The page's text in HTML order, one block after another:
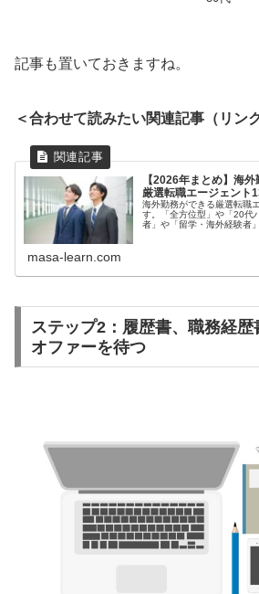
記事も置いておきますね。
＜合わせて読みたい関連記事（リン
【2026年まとめ】海
厳選転職エージェント
海外勤務ができる厳選転職
す。「全方位型」や「20代
者」や「留学・海外経験者
masa-learn.com
ステップ2：履歴書、職務経
オファーを待つ